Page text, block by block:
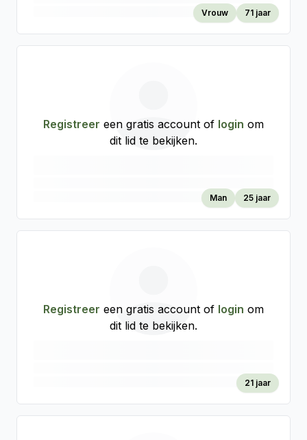
Vrouw 71 jaar
Man 25 jaar
Registreer een gratis account of login om
dit lid te bekijken.
21 jaar
Registreer een gratis account of login om
dit lid te bekijken.